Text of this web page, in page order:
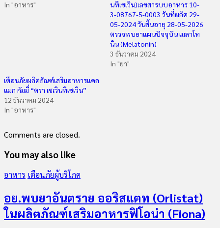
In "อาหาร"
นทีเซเวิน)เลขสารบบอาหาร 10-
3-08767-5-0003 วันที่ผลิต 29-
05-2024 วันสิ้นอายุ 28-05-2026
ตรวจพบยาแผนปัจจุบัน เมลาโท
นิน (Melatonin)
3 ธันวาคม 2024
In "ยา"
เตือนภัยผลิตภัณฑ์เสริมอาหารแคล
แมก กัมมี่ “ตรา เซเวินทีเซเวิน”
12 ธันวาคม 2024
In "อาหาร"
Comments are closed.
You may also like
อาหาร เตือนภัยผู้บริโภค
อย.พบยาอันตราย ออริสแตท (Orlistat)
ในผลิตภัณฑ์เสริมอาหารฟิโอน่า (Fiona)